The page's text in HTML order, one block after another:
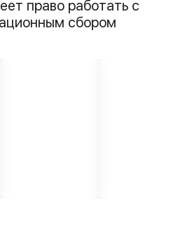
право работать с
сбором